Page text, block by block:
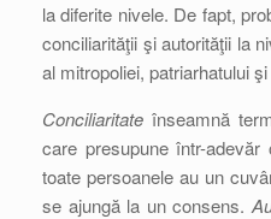
la diferite nivele. De fapt,
conciliarităţii şi autorităţii la
al mitropoliei, patriarhatului
Conciliaritate înseamnă
care presupune într-
toate persoanele au un
se ajungă la un consens.